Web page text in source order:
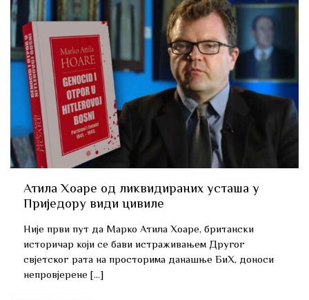
Атила Хоаре од ликвидираних усташа у
Приједору види цивиле
Није први пут да Марко Атила Хоаре, британски
историчар који се бави истраживањем Другог
свјетског рата на просторима данашње БиХ, доноси
непровјерене […]